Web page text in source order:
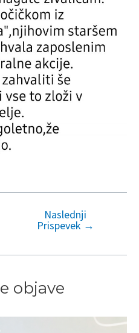
Naslednji
Prispevek→
objave